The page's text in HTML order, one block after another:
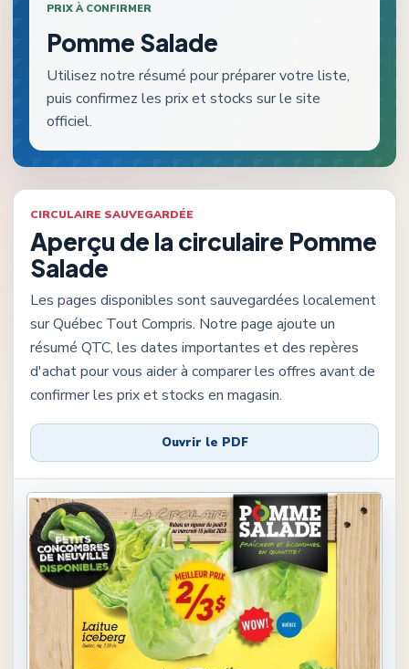
PRIX À CONFIRMER
Pomme Salade
Utilisez notre résumé pour préparer votre liste,
puis confirmez les prix et stocks sur le site
officiel.
CIRCULAIRE SAUVEGARDÉE
Aperçu de la circulaire Pomme
Salade
Les pages disponibles sont sauvegardées localement
sur Québec Tout Compris. Notre page ajoute un
résumé QTC, les dates importantes et des repères
d'achat pour vous aider à comparer les offres avant de
confirmer les prix et stocks en magasin.
Ouvrir le PDF